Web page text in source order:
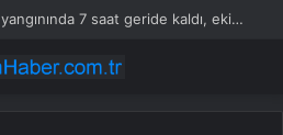
Aydın Çine’deki orman yangınında 7 saat geride kaldı, ekiplerin müdahalesi sürüyor